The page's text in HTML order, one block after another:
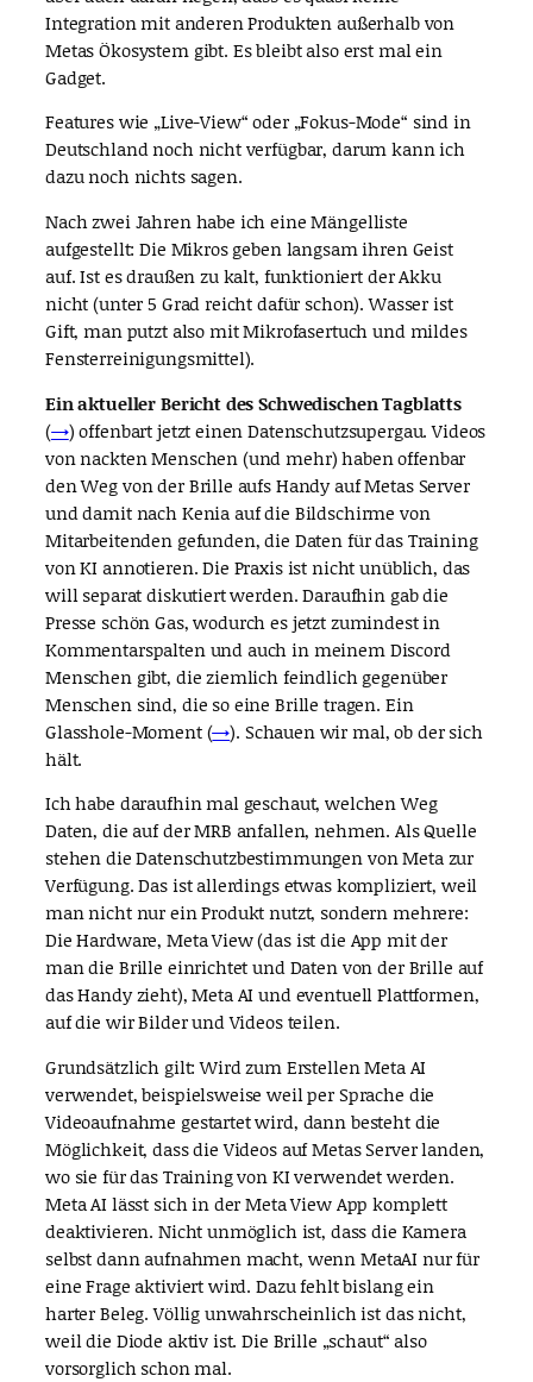
Integration mit anderen Produkten außerhalb von
Metas Ökosystem gibt. Es bleibt also erst mal ein
Gadget.
Features wie „Live-View“ oder „Fokus-Mode“ sind in
Deutschland noch nicht verfügbar, darum kann ich
dazu noch nichts sagen.
Nach zwei Jahren habe ich eine Mängelliste
aufgestellt: Die Mikros geben langsam ihren Geist
auf. Ist es draußen zu kalt, funktioniert der Akku
nicht (unter 5 Grad reicht dafür schon). Wasser ist
Gift, man putzt also mit Mikrofasertuch und mildes
Fensterreinigungsmittel).
Ein aktueller Bericht des Schwedischen Tagblatts
(→) offenbart jetzt einen Datenschutzsupergau. Videos
von nackten Menschen (und mehr) haben offenbar
den Weg von der Brille aufs Handy auf Metas Server
und damit nach Kenia auf die Bildschirme von
Mitarbeitenden gefunden, die Daten für das Training
von KI annotieren. Die Praxis ist nicht unüblich, das
will separat diskutiert werden. Daraufhin gab die
Presse schön Gas, wodurch es jetzt zumindest in
Kommentarspalten und auch in meinem Discord
Menschen gibt, die ziemlich feindlich gegenüber
Menschen sind, die so eine Brille tragen. Ein
Glasshole-Moment (→). Schauen wir mal, ob der sich
hält.
Ich habe daraufhin mal geschaut, welchen Weg
Daten, die auf der MRB anfallen, nehmen. Als Quelle
stehen die Datenschutzbestimmungen von Meta zur
Verfügung. Das ist allerdings etwas kompliziert, weil
man nicht nur ein Produkt nutzt, sondern mehrere:
Die Hardware, Meta View (das ist die App mit der
man die Brille einrichtet und Daten von der Brille auf
das Handy zieht), Meta AI und eventuell Plattformen,
auf die wir Bilder und Videos teilen.
Grundsätzlich gilt: Wird zum Erstellen Meta AI
verwendet, beispielsweise weil per Sprache die
Videoaufnahme gestartet wird, dann besteht die
Möglichkeit, dass die Videos auf Metas Server landen,
wo sie für das Training von KI verwendet werden.
Meta AI lässt sich in der Meta View App komplett
deaktivieren. Nicht unmöglich ist, dass die Kamera
selbst dann aufnahmen macht, wenn MetaAI nur für
eine Frage aktiviert wird. Dazu fehlt bislang ein
harter Beleg. Völlig unwahrscheinlich ist das nicht,
weil die Diode aktiv ist. Die Brille „schaut“ also
vorsorglich schon mal.